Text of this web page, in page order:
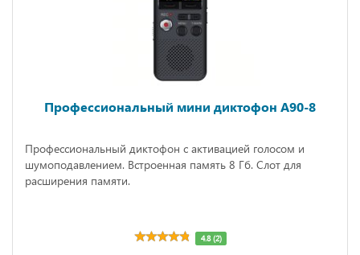
Профессиональный мини диктофон A90-8
Профессиональный диктофон с активацией голосом и
шумоподавлением. Встроенная память 8 Гб. Слот для
расширения памяти.
4.8 (2)